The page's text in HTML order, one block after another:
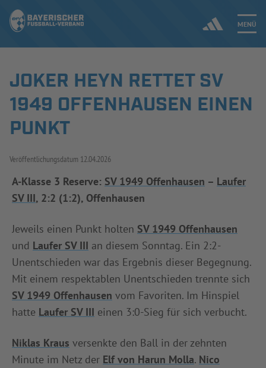
MENÜ
Jetzt einloggen
ERGEBNISSE & WETTBEWERBE
SPIELBETRIEB & VERBANDSLEBEN
AUSBILDUNG & FÖRDERUNG
DER VERBAND
INFOTHEK SPIELPLUS
JOKER HEYN RETTET SV
1949 OFFENHAUSEN EINEN
PUNKT
Veröffentlichungsdatum 12.04.2026
A-Klasse 3 Reserve: SV 1949 Offenhausen – Laufer
SV III, 2:2 (1:2), Offenhausen
Jeweils einen Punkt holten SV 1949 Offenhausen
und Laufer SV III an diesem Sonntag. Ein 2:2-
Unentschieden war das Ergebnis dieser Begegnung.
Mit einem respektablen Unentschieden trennte sich
SV 1949 Offenhausen vom Favoriten. Im Hinspiel
hatte Laufer SV III einen 3:0-Sieg für sich verbucht.
Niklas Kraus versenkte den Ball in der zehnten
Minute im Netz der Elf von Harun Molla. Nico